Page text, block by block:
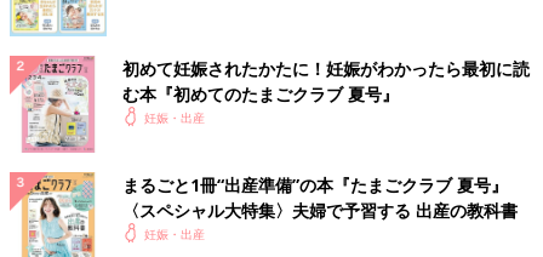
たまひよしあわせ名前研究所顧問、日本占術協会 常務理事、日
本作家クラブ会員。
ホームページhttp://www.fortune-rioko.com/index.html
【妊娠中のかた限定】全員無料プレゼン
名づけ博士」
たまひよでは、今、特別なプレゼント企画を実
施中です。おうち時間が増える今、じっくりご
家族でお子さまの名前について検討してみませ
んか？
初めて妊娠されたかたに！妊娠がわかったら最初に読
む本『初めてのたまごクラブ 夏号』
妊娠・出産
まるごと1冊“出産準備”の本『たまごクラブ 夏号』
〈スペシャル大特集〉夫婦で予習する 出産の教科書
妊娠・出産